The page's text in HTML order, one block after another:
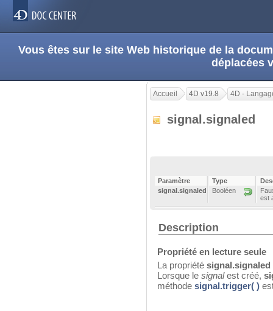
Vous êtes sur le site Web historique de la
déplacées
Accueil 4D v19.8 4D -
signal.signaled
Paramètre Type
signal.signaled
Booléen
est
Description
Propriété en lecture seule
La propriété signal.signaled
Lorsque le signalest créé,
méthode signal.trigger( )